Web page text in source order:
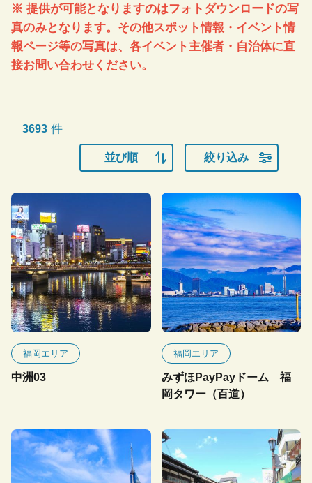
※ 提供が可能となりますのはフォトダウンロードの写
真のみとなります。その他スポット情報・イベント情
報ページ等の写真は、各イベント主催者・自治体に直
接お問い合わせください。
3693 件
並び順 絞り込み
福岡エリア
中洲03
福岡エリア
みずほPayPayドーム 福
岡タワー（百道）